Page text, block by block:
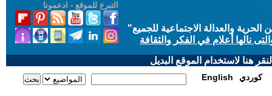
التبرع للموقع - ادعمونا
والعدالة الاجتماعية للجميع"
نالها أعلام في الفكر والثقافة
هنا لاستخدام الموقع البديل
English كوردي